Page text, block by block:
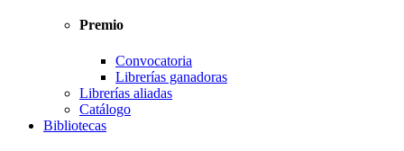
Premio
Convocatoria
Librerías ganadoras
Librerías aliadas
Catálogo
Bibliotecas